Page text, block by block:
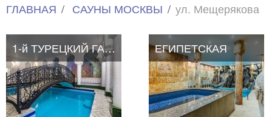
ГЛАВНАЯ САУНЫ МОСКВЫ ул. Мещерякова
1-й ТУРЕЦКИЙ ГАМБИТ
1-й ТУРЕЦКИЙ ГАМБИТ ЕГИПЕТСКАЯ